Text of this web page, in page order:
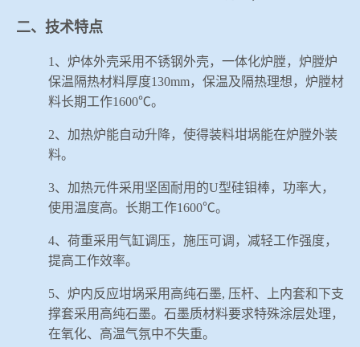
二、技术特点
1 、炉体外壳采用不锈钢外壳，一体化炉膛，炉膛炉
保温隔热材料厚度130mm，保温及隔热理想，炉膛材
料长期工作1600℃。
2、加热炉能自动升降，使得装料坩埚能在炉膛外装
料。
3、加热元件采用坚固耐用的U型硅钼棒，功率大，
使用温度高。长期工作1600℃。
4、荷重采用气缸调压，施压可调，减轻工作强度，
提高工作效率。
5、炉内反应坩埚采用高纯石墨, 压杆、上内套和下支
撑套采用高纯石墨。石墨质材料要求特殊涂层处理，
在氧化、高温气氛中不失重。